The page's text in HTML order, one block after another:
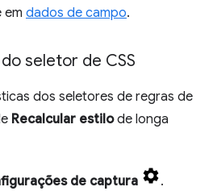
em dados de campo.
seletor de CSS
dos seletores de regras de
Recalcular estilode longa
de captura
.